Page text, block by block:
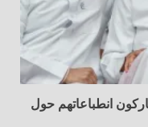
انطباعاتهم حول